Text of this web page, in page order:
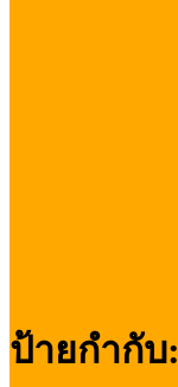
ป้ายกำกับ: